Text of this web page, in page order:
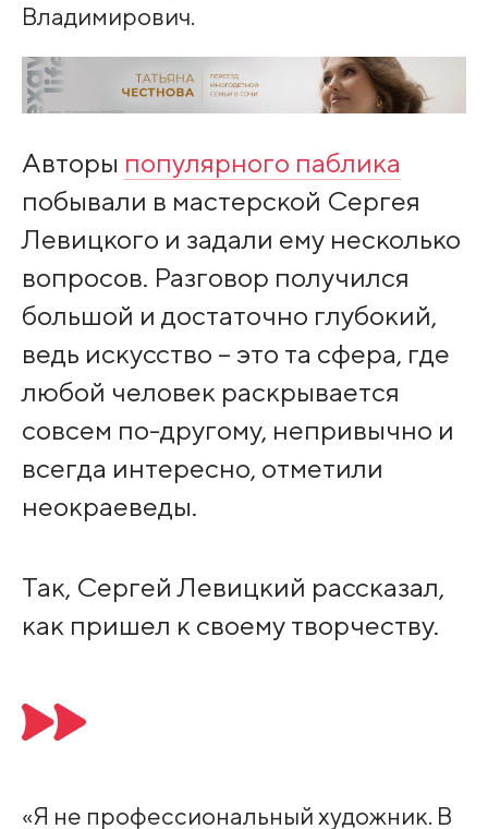
Владимирович.
Авторы популярного паблика
побывали в мастерской Сергея
Левицкого и задали ему несколько
вопросов. Разговор получился
большой и достаточно глубокий,
ведь искусство – это та сфера, где
любой человек раскрывается
совсем по-другому, непривычно и
всегда интересно, отметили
неокраеведы.
Так, Сергей Левицкий рассказал,
как пришел к своему творчеству.
«Я не профессиональный художник. В